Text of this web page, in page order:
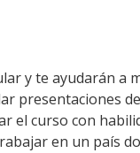
y te ayudarán a
presentaciones
curso con
en un país